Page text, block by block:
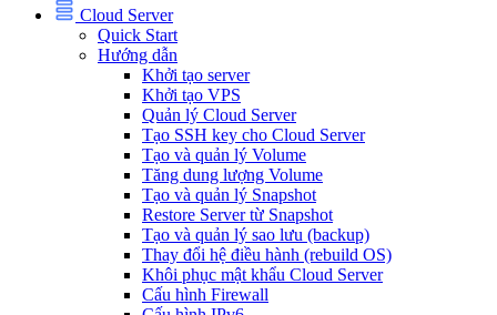
Cloud Server
Quick Start
Hướng dẫn
Khởi tạo server
Khởi tạo VPS
Quản lý Cloud Server
Tạo SSH key cho Cloud Server
Tạo và quản lý Volume
Tăng dung lượng Volume
Tạo và quản lý Snapshot
Restore Server từ Snapshot
Tạo và quản lý sao lưu (backup)
Thay đổi hệ điều hành (rebuild OS)
Khôi phục mật khẩu Cloud Server
Cấu hình Firewall